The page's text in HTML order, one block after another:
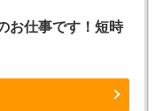
お仕事です！短時